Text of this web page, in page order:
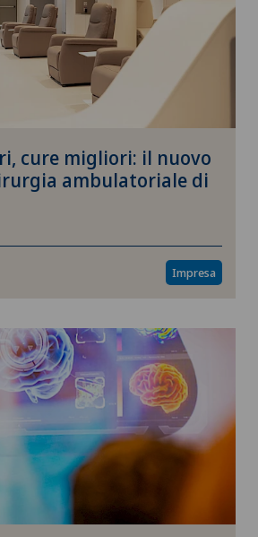
cure migliori: il nuovo
ambulatoriale di
Impresa